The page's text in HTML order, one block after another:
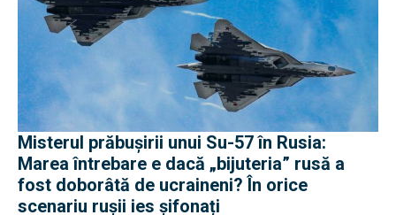
Misterul prăbușirii unui Su-57 în Rusia:
Marea întrebare e dacă „bijuteria” rusă a
fost doborâtă de ucraineni? În orice
scenariu rușii ies șifonați